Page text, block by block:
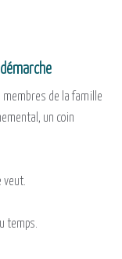
de la famille
un coin
temps.